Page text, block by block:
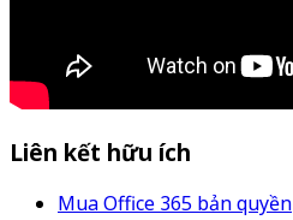
Liên kết hữu ích
Mua Office 365 bản quyền